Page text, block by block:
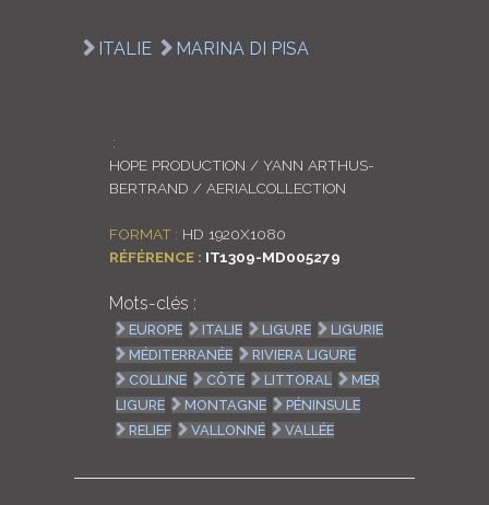
ITALIE MARINA DI PISA
:
HOPE PRODUCTION / YANN ARTHUS-
BERTRAND / AERIALCOLLECTION
FORMAT : HD 1920X1080
RÉFÉRENCE : IT1309-MD005279
Mots-clés :
EUROPE ITALIE LIGURE
LIGURIE
MÉDITERRANÉE
RIVIERA LIGURE
COLLINE
CÔTE LITTORAL
MER
LIGURE
MONTAGNE
PÉNINSULE
RELIEF
VALLONNÉ VALLÉE